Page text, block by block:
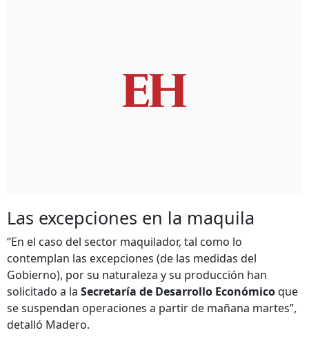
Las excepciones en la maquila
“En el caso del sector maquilador, tal como lo
contemplan las excepciones (de las medidas del
Gobierno), por su naturaleza y su producción han
solicitado a la Secretaría de Desarrollo Económicoque
se suspendan operaciones a partir de mañana martes”,
detalló Madero.